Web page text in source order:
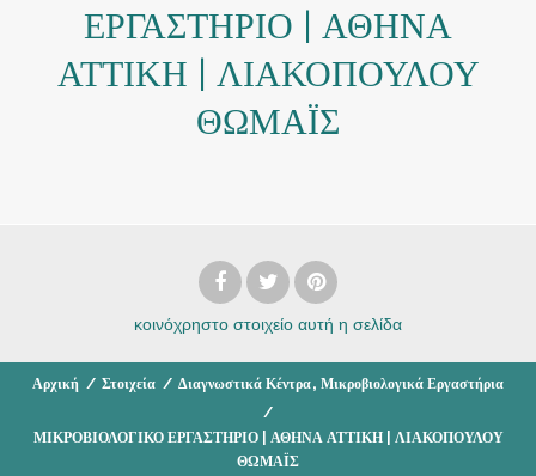
ΕΡΓΑΣΤΗΡΙΟ | ΑΘΗΝΑ
ΑΤΤΙΚΗ | ΛΙΑΚΟΠΟΥΛΟΥ
ΘΩΜΑΪΣ
κοινόχρηστο στοιχείο αυτή η σελίδα
Αρχική / Στοιχεία / Διαγνωστικά Κέντρα, Μικροβιολογικά Εργαστήρια
/
ΜΙΚΡΟΒΙΟΛΟΓΙΚΟ ΕΡΓΑΣΤΗΡΙΟ | ΑΘΗΝΑ ΑΤΤΙΚΗ | ΛΙΑΚΟΠΟΥΛΟΥ
ΘΩΜΑΪΣ